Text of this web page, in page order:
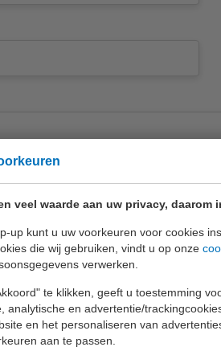
veel waarde aan uw privacy,
up kunt u uw voorkeuren voor cookies
die wij gebruiken, vindt u op onze
verwerken.
te klikken, geeft u toestemming
analytische en advertentie/
en het personaliseren van
aan te passen.
van EURO-INDEX b.v.